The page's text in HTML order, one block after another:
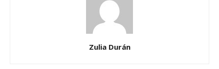
Zulia Durán